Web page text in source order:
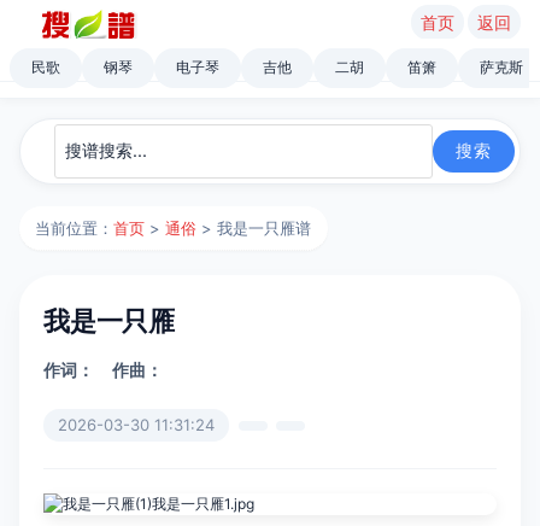
首页 返回
民歌 钢琴 电子琴 吉他 二胡 笛箫 萨克斯
当前位置：首页 >通俗 > 我是一只雁谱
我是一只雁
作词： 作曲：
2026-03-30 11:31:24